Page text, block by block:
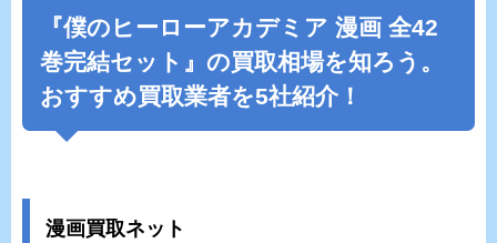
『僕のヒーローアカデミア 漫画 全42
巻完結セット』の買取相場を知ろう。
おすすめ買取業者を5社紹介！
漫画買取ネット